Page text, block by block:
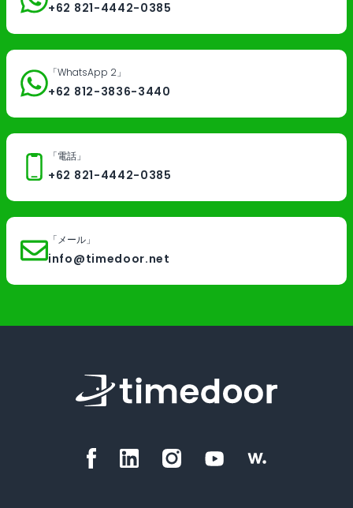
+62 821-4442-0385
「WhatsApp 2」
+62 812-3836-3440
「電話」
+62 821-4442-0385
「メール」
info@timedoor.net